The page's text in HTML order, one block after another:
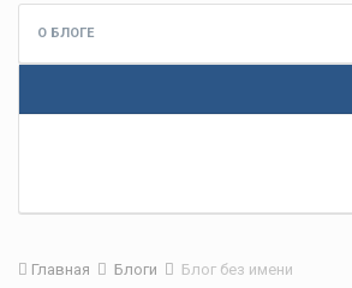
О БЛОГЕ
Главная Блоги Блог без имени